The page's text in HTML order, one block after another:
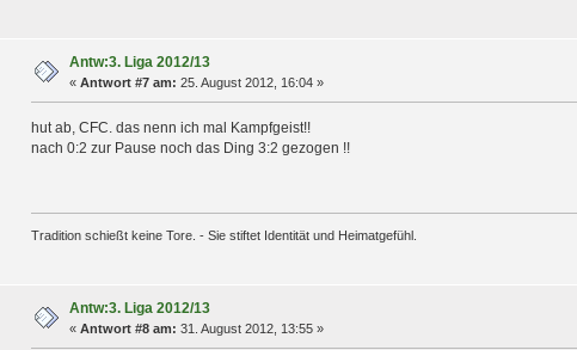
Antw:3. Liga 2012/13
«Antwort #7 am: 25. August 2012, 16:04 »
hut ab, CFC. das nenn ich mal Kampfgeist!!
nach 0:2 zur Pause noch das Ding 3:2 gezogen !!
Tradition schießt keine Tore. - Sie stiftet Identität und Heimatgefühl.
Antw:3. Liga 2012/13
«Antwort #8 am: 31. August 2012, 13:55 »